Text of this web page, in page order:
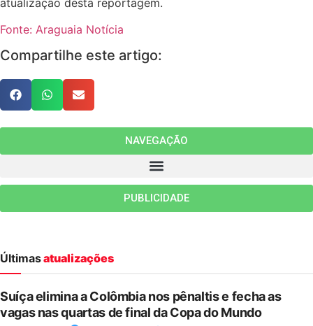
atualização desta reportagem.
Fonte: Araguaia Notícia
Compartilhe este artigo:
NAVEGAÇÃO
PUBLICIDADE
Últimasatualizações
Suíça elimina a Colômbia nos pênaltis e fecha as
vagas nas quartas de final da Copa do Mundo